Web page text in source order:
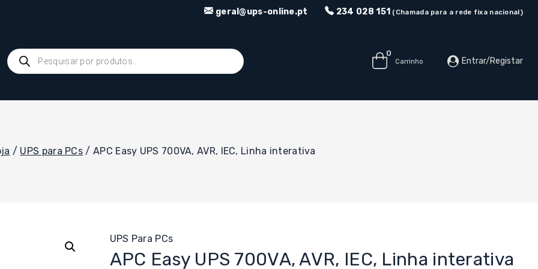
geral@ups-online.pt 234 028 151 (Chamada para a rede fixa nacional)
Products
search
0
Carrinho Entrar/Registar
/ UPS para PCs / APC Easy UPS 700VA, AVR, IEC, Linha interativa
UPS Para PCs
APC Easy UPS 700VA, AVR, IEC, Linha interativa